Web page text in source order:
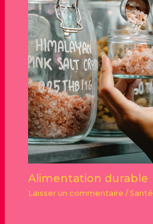
Alimentation durable
Laisser un commentaire /Santé